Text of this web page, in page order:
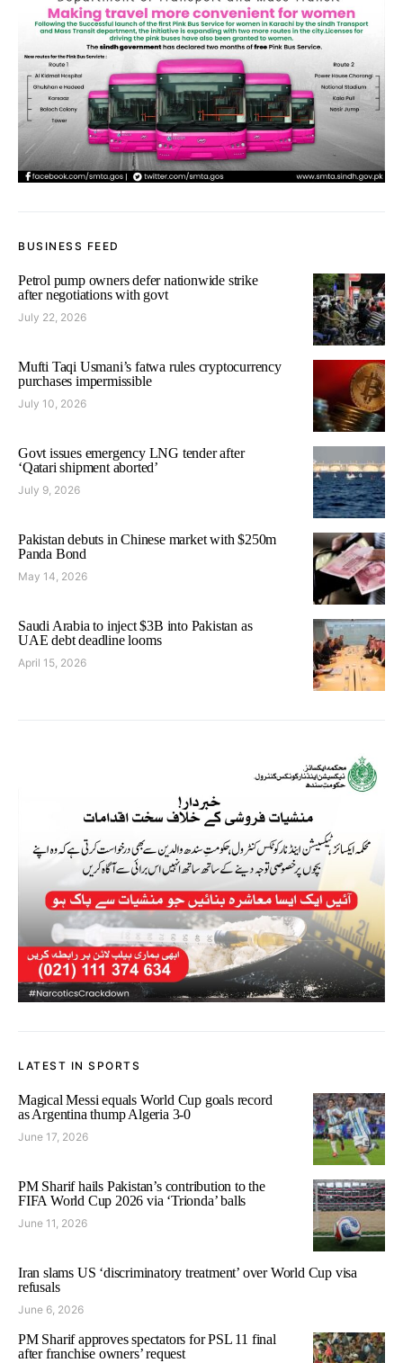
BUSINESS FEED
Petrol pump owners defer nationwide strike
after negotiations with govt
July 22, 2026
Mufti Taqi Usmani’s fatwa rules cryptocurrency
purchases impermissible
July 10, 2026
Govt issues emergency LNG tender after
‘Qatari shipment aborted’
July 9, 2026
Pakistan debuts in Chinese market with $250m
Panda Bond
May 14, 2026
Saudi Arabia to inject $3B into Pakistan as
UAE debt deadline looms
April 15, 2026
LATEST IN SPORTS
Magical Messi equals World Cup goals record
as Argentina thump Algeria 3-0
June 17, 2026
PM Sharif hails Pakistan’s contribution to the
FIFA World Cup 2026 via ‘Trionda’ balls
June 11, 2026
Iran slams US ‘discriminatory treatment’ over World Cup visa
refusals
June 6, 2026
PM Sharif approves spectators for PSL 11 final
after franchise owners’ request